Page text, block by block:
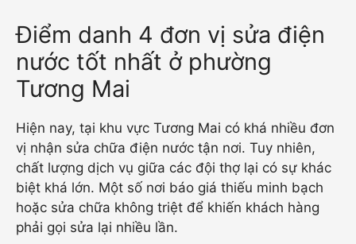
Điểm danh 4 đơn vị sửa điện
nước tốt nhất ở phường
Tương Mai
Hiện nay, tại khu vực Tương Mai có khá nhiều đơn
vị nhận sửa chữa điện nước tận nơi. Tuy nhiên,
chất lượng dịch vụ giữa các đội thợ lại có sự khác
biệt khá lớn. Một số nơi báo giá thiếu minh bạch
hoặc sửa chữa không triệt để khiến khách hàng
phải gọi sửa lại nhiều lần.